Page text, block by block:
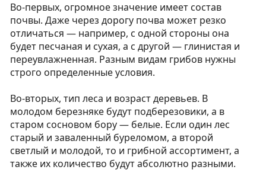
Во-первых, огромное значение имеет состав
почвы. Даже через дорогу почва может резко
отличаться — например, с одной стороны она
будет песчаная и сухая, а с другой — глинистая и
переувлажненная. Разным видам грибов нужны
строго определенные условия.
Во-вторых, тип леса и возраст деревьев. В
молодом березняке будут подберезовики, а в
старом сосновом бору — белые. Если один лес
старый и заваленный буреломом, а второй
светлый и молодой, то и грибной ассортимент, а
также их количество будут абсолютно разными.